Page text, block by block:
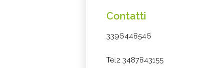
Contatti
3396448546
Tel2 3487843155